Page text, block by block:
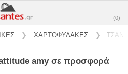
(0)
❯ ΧΑΡΤΟΦΥΛΑΚΕΣ ❯
attitude amy σε προσφορά